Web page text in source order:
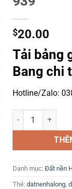
$20.00
Tải bảng
Bang chi
Hotline/Zalo:
Đất Nền Làng
Danh mục: Đất nền
Thẻ: datnenhalong,